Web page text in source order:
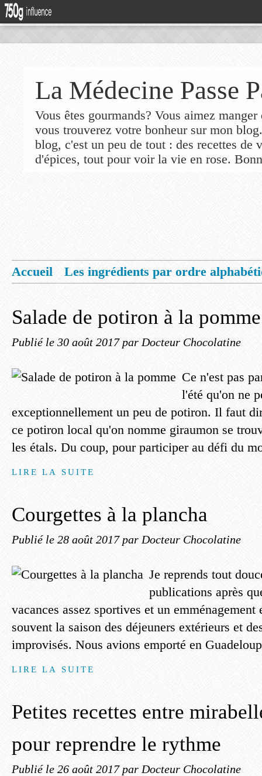
La Médecine Passe
Vous êtes gourmands? Vous aimez
vous trouverez votre bonheur sur mon
blog, c'est un peu de tout : des recettes de
d'épices, tout pour voir la vie en rose.
Accueil
Les ingrédients par ordre
Salade de potiron à la pomme
Publié le 30 août 2017 par Docteur Chocolatine
Ce n'est pas
l'été qu'on ne
exceptionnellement un peu de potiron. Il faut
ce potiron local qu'on nomme giraumon se
les étals. Du coup, pour participer au défi du
LIRE LA SUITE
Courgettes à la plancha
Publié le 28 août 2017 par Docteur Chocolatine
Je reprends tout
publications après
vacances assez sportives et un emménagement
souvent la saison des déjeuners extérieurs et
improvisés. Nous avions emporté en
LIRE LA SUITE
Petites recettes entre
pour reprendre le rythme
Publié le 26 août 2017 par Docteur Chocolatine